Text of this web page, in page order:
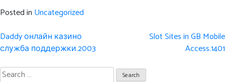
Posted in Uncategorized
Post
navigation
Daddy онлайн казино
служба поддержки.2003
Slot Sites in GB Mobile
Access.1401
Search